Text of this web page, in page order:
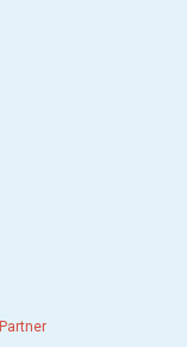
Partner